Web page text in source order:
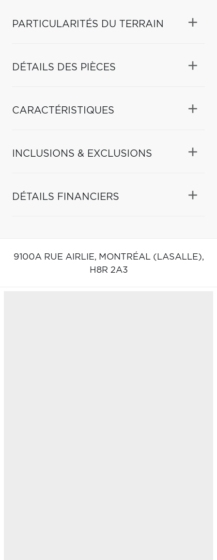
PARTICULARITÉS DU TERRAIN
DÉTAILS DES PIÈCES
CARACTÉRISTIQUES
INCLUSIONS & EXCLUSIONS
DÉTAILS FINANCIERS
9100A RUE AIRLIE, MONTRÉAL (LASALLE),
H8R 2A3